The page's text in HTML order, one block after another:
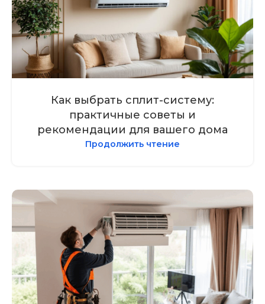
Как выбрать сплит-систему:
практичные советы и
рекомендации для вашего дома
Продолжить чтение